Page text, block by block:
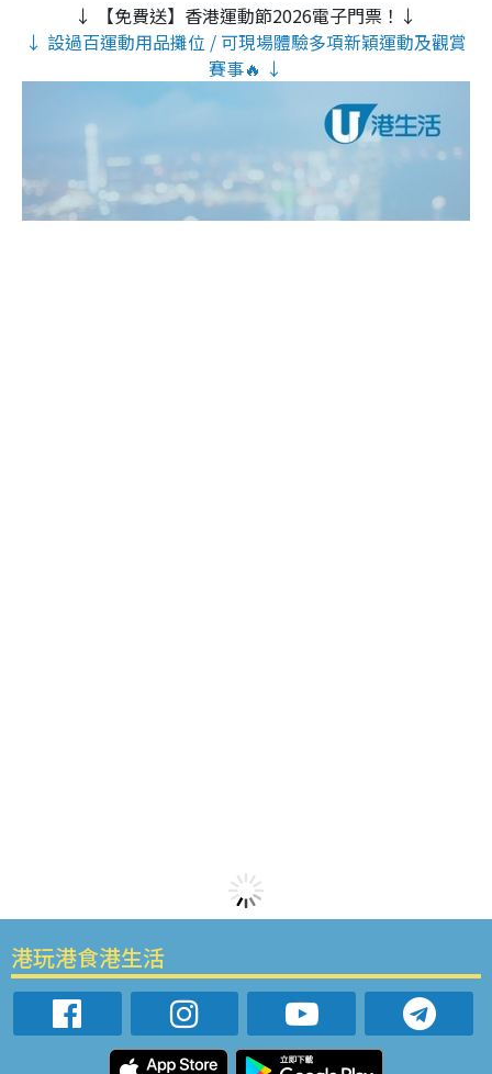
↓ 【免費送】香港運動節2026電子門票！↓
↓ 設過百運動用品攤位 / 可現場體驗多項新穎運動及觀賞
賽事🔥 ↓
港玩港食港生活